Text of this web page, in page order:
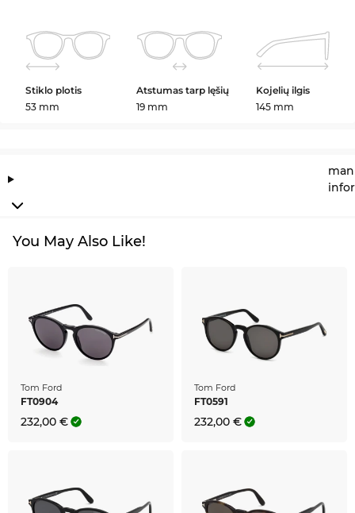
Stiklo plotis
53 mm
Atstumas tarp lęšių
19 mm
Kojelių ilgis
145 mm
You May Also Like!
Tom Ford
FT0904
232,00 €
Tom Ford
FT0591
232,00 €